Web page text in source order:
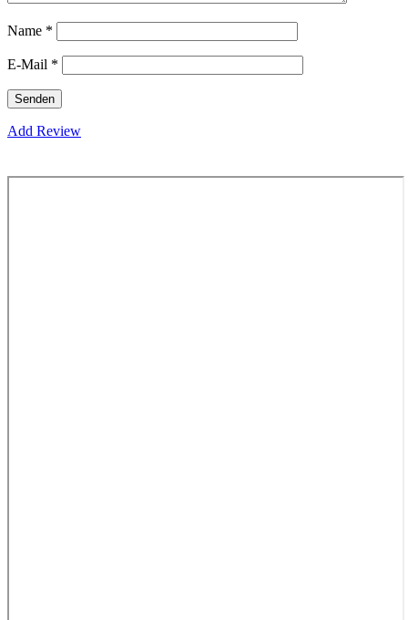
Name *
E-Mail *
Add Review